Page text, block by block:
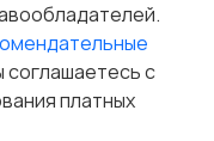
соглашаетесь c
платных